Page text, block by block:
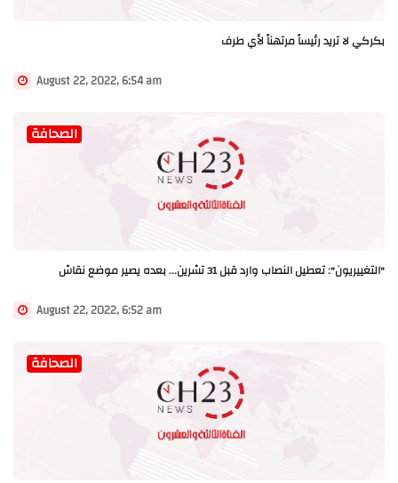
بكركي لا تريد رئيساً مرتهناً لأي طرف
August 22, 2022, 6:54 am
الصحافة
"التغييريون": تعطيل النصاب وارد قبل 31 تشرين... بعده يصير موضع نقاش
August 22, 2022, 6:52 am
الصحافة